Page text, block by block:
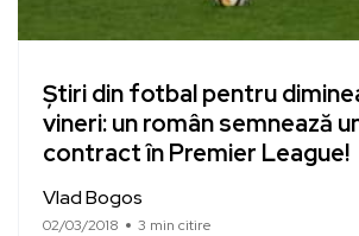
Știri din fotbal pentru
vineri: un român semnează
contract în Premier League!
Vlad Bogos
02/03/2018 3 min citire